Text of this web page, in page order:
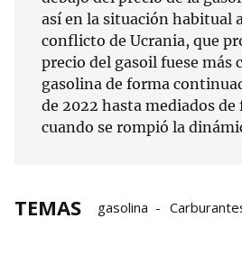
así en la situación habitual
conflicto de Ucrania, que
precio del gasoil fuese más
gasolina de forma
de 2022 hasta mediados de
cuando se rompió la
TEMAS gasolina